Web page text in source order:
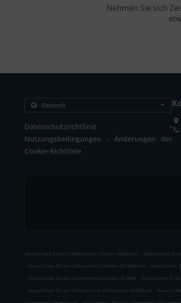
Nehmen Sie sich
Datenschutzrichtlinie .
Nutzungsbedingungen .
Änderungen der
Cookie-Richtlinie
Asiatisches Essen Lieferservice Idstein Wörsdorf . Asiatisches
. Asiatisches Essen Lieferservice Idstein Ehrenbach . Asiatisches
. Asiatisches Essen Lieferservice Idstein Kröftel . Asiatisches
. Asiatisches Essen Lieferservice Hünstetten Wallbach .
.